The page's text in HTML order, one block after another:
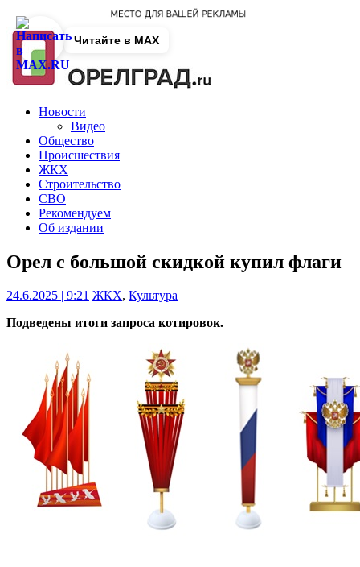
Новости
Видео
Общество
Происшествия
ЖКХ
Строительство
СВО
Рекомендуем
Об издании
Орел с большой скидкой купил флаги
24.6.2025 | 9:21 ЖКХ, Культура
Подведены итоги запроса котировок.
Читайте в MAX